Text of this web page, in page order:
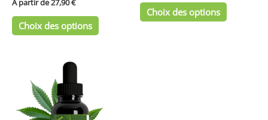
À partir de 27,90€
Choix des options
Choix des options